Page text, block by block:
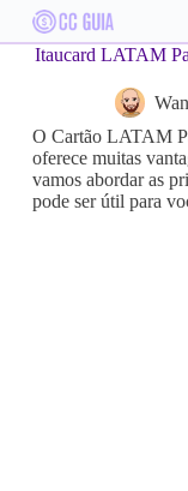
S
k
o
o
n
Itaucard LATAM
O Cartão LATAM
oferece muitas
vamos abordar as
pode ser útil para